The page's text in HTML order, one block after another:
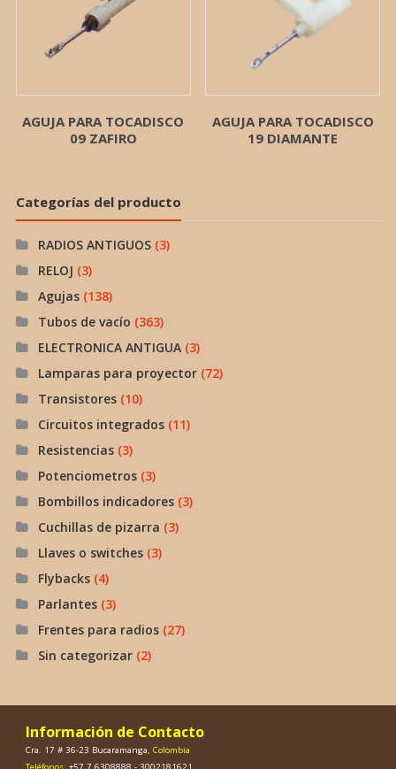
AGUJA PARA TOCADISCO
09 ZAFIRO
AGUJA PARA TOCADISCO
19 DIAMANTE
Categorías del producto
RADIOS ANTIGUOS (3)
RELOJ (3)
Agujas (138)
Tubos de vacío (363)
ELECTRONICA ANTIGUA (3)
Lamparas para proyector (72)
Transistores (10)
Circuitos integrados (11)
Resistencias (3)
Potenciometros (3)
Bombillos indicadores (3)
Cuchillas de pizarra (3)
Llaves o switches (3)
Flybacks (4)
Parlantes (3)
Frentes para radios (27)
Sin categorizar (2)
Información de Contacto
Cra. 17 # 36-23 Bucaramanga, Colombia